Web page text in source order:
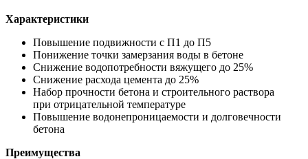
Характеристики
Повышение подвижности с П1 до П5
Понижение точки замерзания воды в бетоне
Снижение водопотребности вяжущего до 25%
Снижение расхода цемента до 25%
Набор прочности бетона и строительного раствора
при отрицательной температуре
Повышение водонепроницаемости и долговечности
бетона
Преимущества